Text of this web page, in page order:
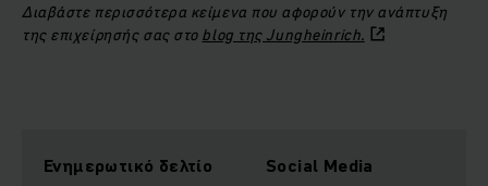
Διαβάστε περισσότερα κείμενα που αφορούν την ανάπτυξη
της επιχείρησής σας στο blog της Jungheinrich.
Ενημερωτικό δελτίο Social Media